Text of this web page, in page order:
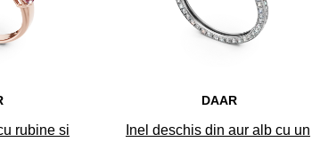
rubine si
DAAR
Inel deschis din aur alb cu un